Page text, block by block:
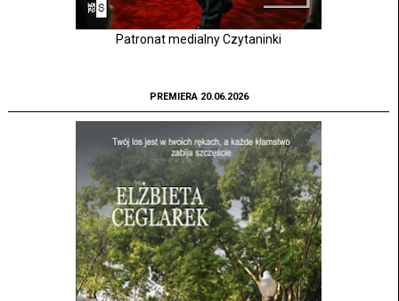
Patronat medialny Czytaninki
PREMIERA 20.06.2026